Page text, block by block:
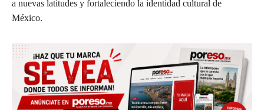
a nuevas latitudes y fortaleciendo la identidad cultural de
México.